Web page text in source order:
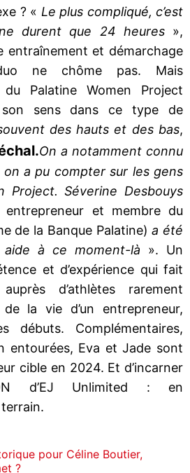
? « Le plus compliqué, c’est
durent que 24 heures»,
entraînement et démarchage
ne chôme pas. Mais
du Palatine Women Project
sens dans ce type de
des hauts et des bas,
On a notamment connu
a pu compter sur les gens
Project. Séverine Desbouys
entrepreneur et membre du
de la Banque Palatine)a été
aide à ce moment-là ». Un
et d’expérience qui fait
d’athlètes rarement
la vie d’un entrepreneur,
débuts. Complémentaires,
entourées, Eva et Jade sont
cible en 2024. Et d’incarner
d’EJ Unlimited : en
pour Céline Boutier,
?